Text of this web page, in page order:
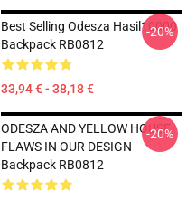
Best Selling Odesza Hasil10000
Backpack RB0812
33,94 € - 38,18 €
-20%
ODESZA AND YELLOW HOUSE
FLAWS IN OUR DESIGN
Backpack RB0812
-20%